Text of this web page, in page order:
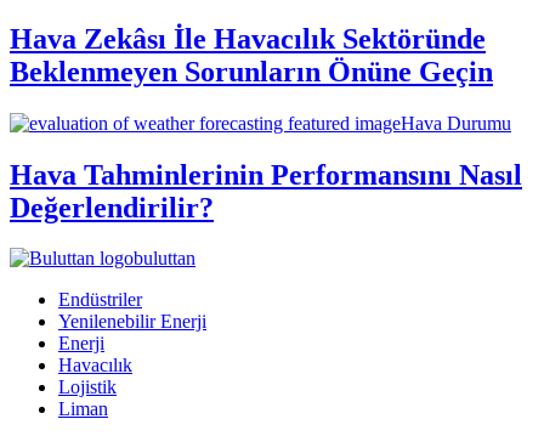
Hava Zekâsı İle Havacılık Sektöründe
Beklenmeyen Sorunların Önüne Geçin
Hava Durumu
Hava Tahminlerinin Performansını Nasıl
Değerlendirilir?
buluttan
Endüstriler
Yenilenebilir Enerji
Enerji
Havacılık
Lojistik
Liman